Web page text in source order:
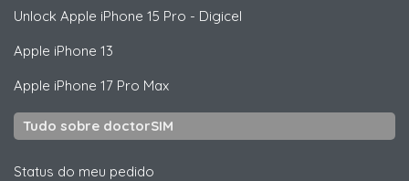
Unlock Apple iPhone 15 Pro - Digicel
Apple iPhone 13
Apple iPhone 17 Pro Max
Tudo sobre doctorSIM
Status do meu pedido